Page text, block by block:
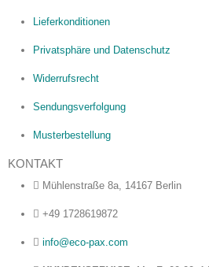
Lieferkonditionen
Privatsphäre und Datenschutz
Widerrufsrecht
Sendungsverfolgung
Musterbestellung
KONTAKT
Mühlenstraße 8a, 14167 Berlin
+49 1728619872
info@eco-pax.com